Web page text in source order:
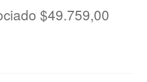
$49.759,00